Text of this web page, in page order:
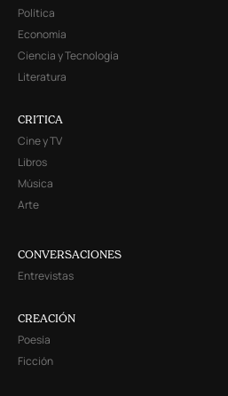
Política
Economía
Ciencia y Tecnología
Literatura
CRITICA
Cine y TV
Libros
Música
Arte
CONVERSACIONES
Entrevistas
CREACIÓN
Poesía
Ficción